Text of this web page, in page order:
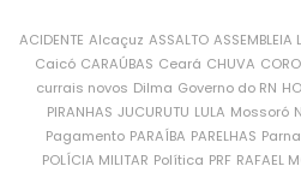
ACIDENTE Alcaçuz ASSALTO ASSEMBLEIA
Caicó CARAÚBAS Ceará CHUVA
currais novos Dilma Governo do RN
PIRANHAS JUCURUTU LULA Mossoró
Pagamento PARAÍBA PARELHAS
POLÍCIA MILITAR Política PRF RAFAEL